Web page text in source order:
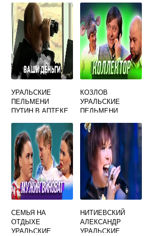
УРАЛЬСКИЕ
ПЕЛЬМЕНИ
ПУТИН В АПТЕКЕ
КОЗЛОВ
УРАЛЬСКИЕ
ПЕЛЬМЕНИ
СЕМЬЯ НА
ОТДЫХЕ
УРАЛЬСКИЕ
НИТИЕВСКИЙ
АЛЕКСАНДР
УРАЛЬСКИЕ